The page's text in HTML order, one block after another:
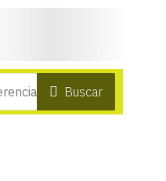
Buscar